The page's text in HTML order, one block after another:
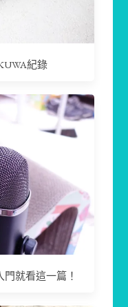
紀錄
就看這一篇！